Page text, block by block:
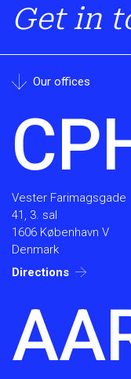
Get in
Our offices
Vester Farimagsgade
41, 3. sal
1606 København V
Denmark
Directions